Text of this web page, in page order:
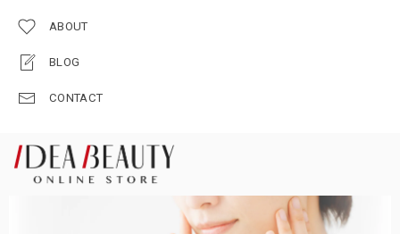
ABOUT
BLOG
CONTACT